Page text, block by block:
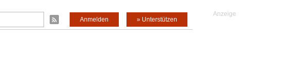
» Unterstützen
Anmelden